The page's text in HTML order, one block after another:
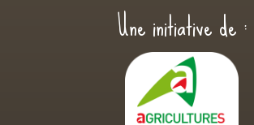
Une initiative de :